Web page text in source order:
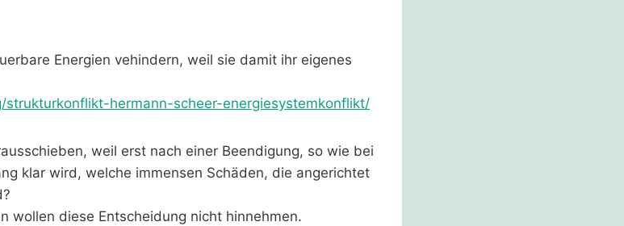
Energien vehindern, weil sie damit ihr eigenes
hermann-scheer-energiesystemkonflikt/
weil erst nach einer Beendigung, so wie bei
klar wird, welche immensen Schäden, die angerichtet
wollen diese Entscheidung nicht hinnehmen.